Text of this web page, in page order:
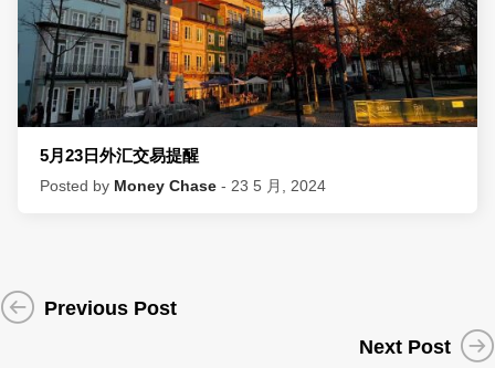
5月23日外汇交易提醒
Posted by Money Chase - 23 5 月, 2024
Previous Post
Next Post